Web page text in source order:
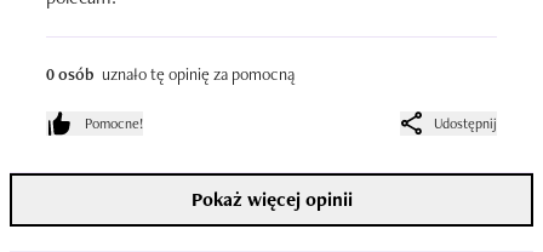
0 osób uznało tę opinię za pomocną
Pomocne! Udostępnij
Pokaż więcej opinii